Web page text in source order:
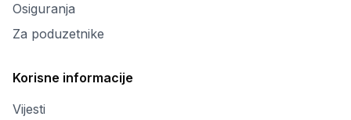
Osiguranja
Za poduzetnike
Korisne informacije
Vijesti